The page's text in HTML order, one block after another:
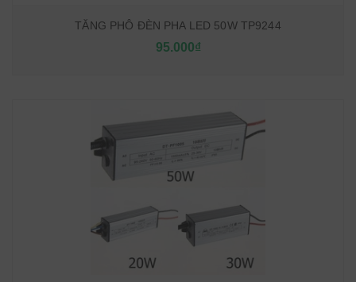
TĂNG PHÔ ĐÈN PHA LED 50W TP9244
95.000₫